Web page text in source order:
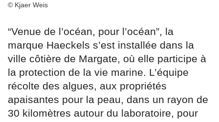
© Kjaer Weis
“Venue de l’océan, pour l’océan”, la
marque Haeckels s’est installée dans la
ville côtière de Margate, où elle participe à
la protection de la vie marine. L’équipe
récolte des algues, aux propriétés
apaisantes pour la peau, dans un rayon de
30 kilomètres autour du laboratoire, pour